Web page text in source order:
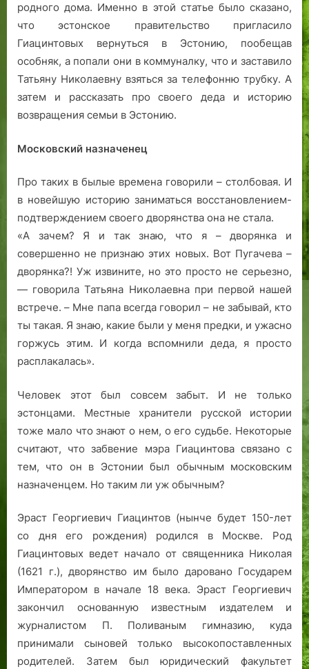
родного дома. Именно в этой статье было сказано,
что эстонское правительство пригласило
Гиацинтовых вернуться в Эстонию, пообещав
особняк, а попали они в коммуналку, что и заставило
Татьяну Николаевну взяться за телефонню трубку. А
затем и рассказать про своего деда и историю
возвращения семьи в Эстонию.
Московский назначенец
Про таких в былые времена говорили – столбовая. И
в новейшую историю заниматься восстановлением-
подтверждением своего дворянства она не стала.
«А зачем? Я и так знаю, что я – дворянка и
совершенно не признаю этих новых. Вот Пугачева –
дворянка?! Уж извините, но это просто не серьезно,
— говорила Татьяна Николаевна при первой нашей
встрече. – Мне папа всегда говорил – не забывай, кто
ты такая. Я знаю, какие были у меня предки, и ужасно
горжусь этим. И когда вспомнили деда, я просто
расплакалась».
Человек этот был совсем забыт. И не только
эстонцами. Местные хранители русской истории
тоже мало что знают о нем, о его судьбе. Некоторые
считают, что забвение мэра Гиацинтова связано с
тем, что он в Эстонии был обычным московским
назначенцем. Но таким ли уж обычным?
Эраст Георгиевич Гиацинтов (нынче будет 150-лет
со дня его рождения) родился в Москве. Род
Гиацинтовых ведет начало от священника Николая
(1621 г.), дворянство им было даровано Государем
Императором в начале 18 века. Эраст Георгиевич
закончил основанную известным издателем и
журналистом П. Поливаным гимназию, куда
принимали сыновей только высокопоставленных
родителей. Затем был юридический факультет